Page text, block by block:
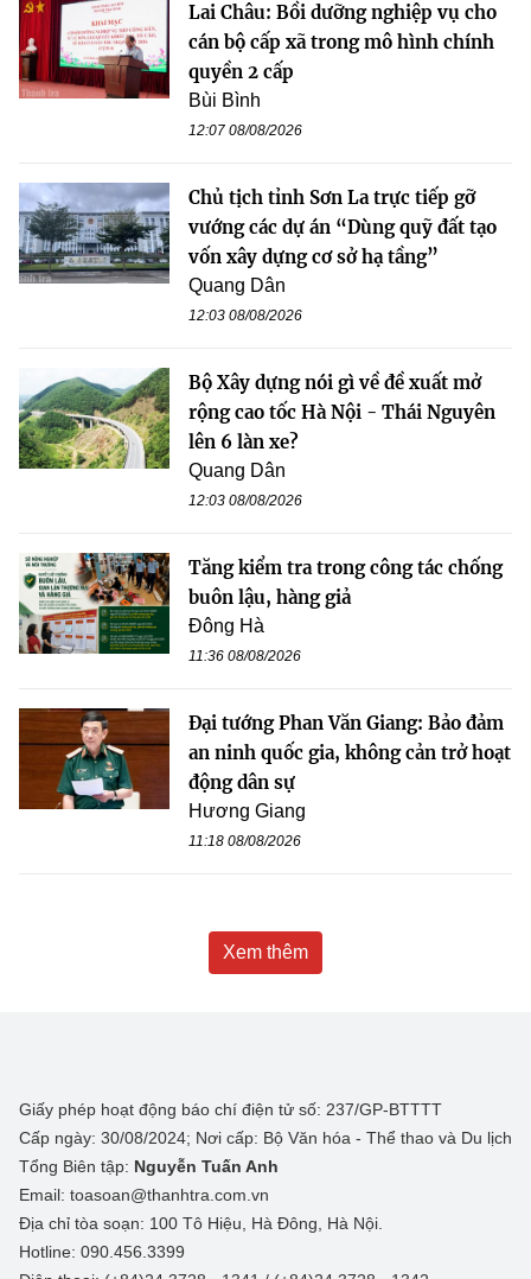
Lai Châu: Bồi dưỡng nghiệp vụ cho
cán bộ cấp xã trong mô hình chính
quyền 2 cấp
Bùi Bình
12:07 08/08/2026
Chủ tịch tỉnh Sơn La trực tiếp gỡ
vướng các dự án “Dùng quỹ đất tạo
vốn xây dựng cơ sở hạ tầng”
Quang Dân
12:03 08/08/2026
Bộ Xây dựng nói gì về đề xuất mở
rộng cao tốc Hà Nội - Thái Nguyên
lên 6 làn xe?
Quang Dân
12:03 08/08/2026
Tăng kiểm tra trong công tác chống
buôn lậu, hàng giả
Đông Hà
11:36 08/08/2026
Đại tướng Phan Văn Giang: Bảo đảm
an ninh quốc gia, không cản trở hoạt
động dân sự
Hương Giang
11:18 08/08/2026
Xem thêm
Giấy phép hoạt động báo chí điện tử số: 237/GP-BTTTT
Cấp ngày: 30/08/2024; Nơi cấp: Bộ Văn hóa - Thể thao và Du lịch
Tổng Biên tập: Nguyễn Tuấn Anh
Email: toasoan@thanhtra.com.vn
Địa chỉ tòa soạn: 100 Tô Hiệu, Hà Đông, Hà Nội.
Hotline: 090.456.3399